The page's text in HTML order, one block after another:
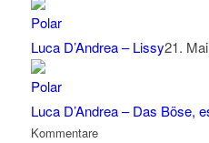
Luca D’Andrea – Lissy21.
Luca D’Andrea – Das Böse,
Kommentare